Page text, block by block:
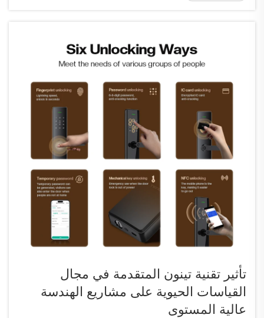
باستخدام ...
تأثير تقنية تينون المتقدمة في مجال
القياسات الحيوية على مشاريع الهندسة
عالية المستوى